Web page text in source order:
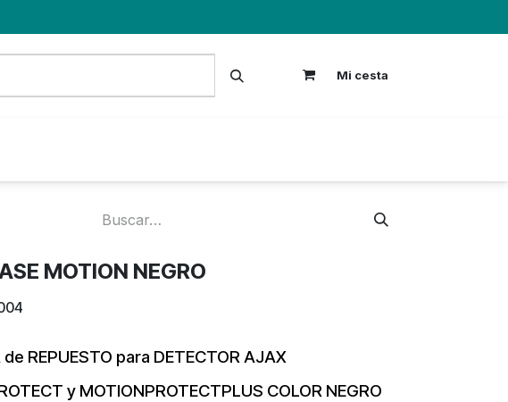
Mi cesta
MOTION NEGRO
REPUESTO para DETECTOR AJAX
y MOTIONPROTECTPLUS COLOR NEGRO